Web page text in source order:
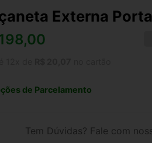
Externa
de Parcelamento
Tem Dúvidas? Fale com